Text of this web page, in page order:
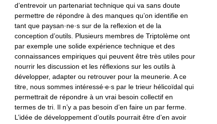
d’entrevoir un partenariat technique qui va sans doute
permettre de répondre à des manques qu’on identifie en
tant que paysan·ne·s sur de la reflexion et de la
conception d’outils. Plusieurs membres de Triptolème ont
par exemple une solide expérience technique et des
connaissances empiriques qui peuvent être très utiles pour
nourrir les discussion et les réflexions sur les outils à
développer, adapter ou retrouver pour la meunerie. A ce
titre, nous sommes intéressé∙e∙s par le trieur hélicoïdal qui
permettrait de répondre à un vrai besoin collectif en
termes de tri. Il n’y a pas besoin d’en faire un par ferme.
L’idée de développement d’outils pourrait être d’en avoir